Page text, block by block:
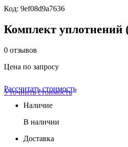
Код: 9ef08d9a7636
Комплект уплотнений
0 отзывов
Цена по запросу
Уточнить стоимость
Рассчитать стоимость
Наличие
В наличии
Доставка